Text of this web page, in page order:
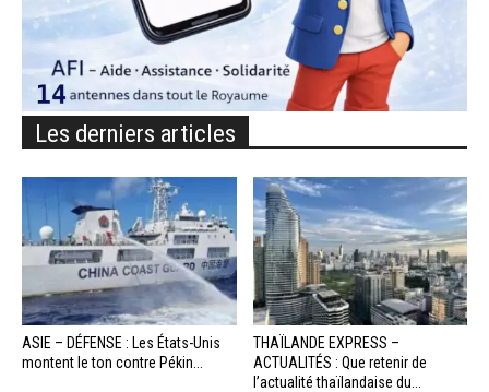
Les derniers articles
ASIE – DÉFENSE : Les États-Unis
montent le ton contre Pékin...
THAÏLANDE EXPRESS –
ACTUALITÉS : Que retenir de
l’actualité thaïlandaise du...